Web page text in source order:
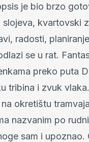
je bio brzo
kvartovski
radosti, planiranje
se u rat.
preko puta
tribina i zvuk
okretištu
nazvanim po
sam i upoznao.